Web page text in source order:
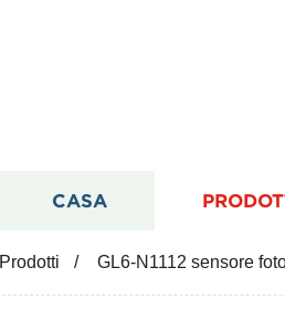
CASA
Prodotti GL6-N1112 sensore